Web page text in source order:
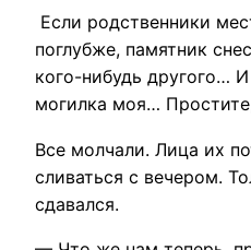
Если родственники
поглубже, памятник
кого-нибудь другого…
могилка моя…
Все молчали. Лица их
сливаться с вечером.
сдавался.